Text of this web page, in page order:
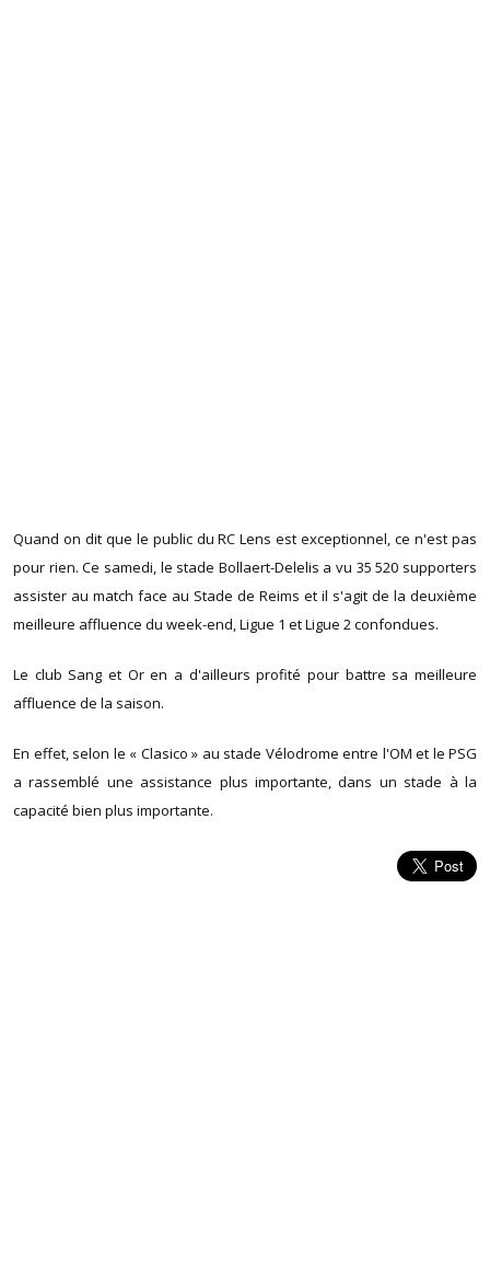
Quand on dit que le public du RC Lens est exceptionnel, ce n'est pas
pour rien. Ce samedi, le stade Bollaert-Delelis a vu 35 520 supporters
assister au match face au Stade de Reims et il s'agit de la deuxième
meilleure affluence du week-end, Ligue 1 et Ligue 2 confondues.
Le club Sang et Or en a d'ailleurs profité pour battre sa meilleure
affluence de la saison.
En effet, selon le « Clasico » au stade Vélodrome entre l'OM et le PSG
a rassemblé une assistance plus importante, dans un stade à la
capacité bien plus importante.